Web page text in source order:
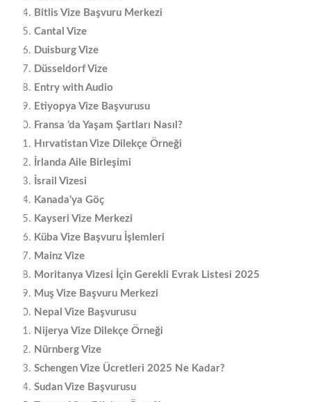
Bitlis Vize Başvuru Merkezi
Cantal Vize
Duisburg Vize
Düsseldorf Vize
Entry with Audio
Etiyopya Vize Başvurusu
Fransa ’da Yaşam Şartları Nasıl?
Hırvatistan Vize Dilekçe Örneği
İrlanda Aile Birleşimi
İsrail Vizesi
Kanada’ya Göç
Kayseri Vize Merkezi
Küba Vize Başvuru İşlemleri
Mainz Vize
Moritanya Vizesi İçin Gerekli Evrak Listesi 2025
Muş Vize Başvuru Merkezi
Nepal Vize Başvurusu
Nijerya Vize Dilekçe Örneği
Nürnberg Vize
Schengen Vize Ücretleri 2025 Ne Kadar?
Sudan Vize Başvurusu